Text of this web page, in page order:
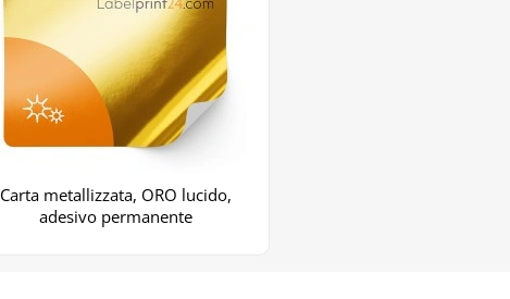
Carta metallizzata, ORO lucido,
adesivo permanente